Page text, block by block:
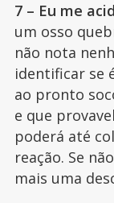
7 – Eu me
um osso
não nota
identificar se
ao pronto
e que
poderá até
reação. Se
mais uma